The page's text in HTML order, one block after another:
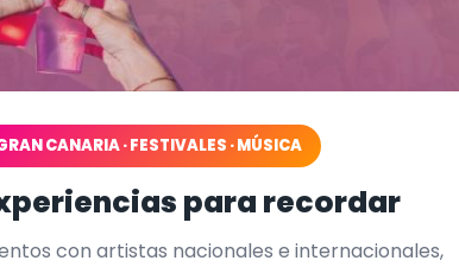
CANARIA · FESTIVALES · MÚSICA
para recordar
con artistas nacionales e internacionales,